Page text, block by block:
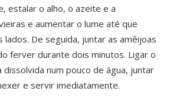
estalar o alho, o azeite e a
e aumentar o lume até que
lados. De seguida, juntar as amêijoas
ferver durante dois minutos. Ligar o
dissolvida num pouco de água, juntar
e servir imediatamente.